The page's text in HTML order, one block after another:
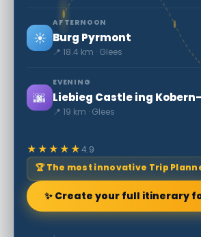
☀️
AFTERNOON
Burg Pyrmont
📍 18.4 km · Glees
🌆
EVENING
Liebieg Castle ing
📍 19 km · Glees
★★★★★4.9
🏆 The most innovative Trip
✨ Create your full itinerary